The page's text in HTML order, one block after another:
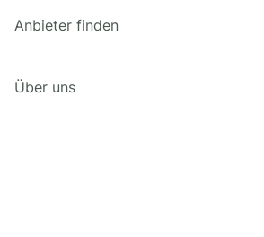
Anbieter finden
Über uns